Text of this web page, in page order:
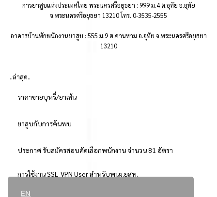
EN
การยาสูบแห่งประเทศไทย พระนครศรีอยุธยา : 999 ม.4 ต.อุทัย อ.อุทัย
จ.พระนครศรีอยุธยา 13210 โทร. 0-3535-2555
อาคารบ้านพักพนักงานยาสูบ : 555 ม.9 ต.คานหาม อ.อุทัย จ.พระนครศรีอยุธยา
13210
..ล่าสุด..
ราคาขายบุหรี่/ยาเส้น
ยาสูบกับการค้นพบ
ประกาศ รับสมัครสอบคัดเลือกพนักงาน จำนวน 81 อัตรา
การใช้งาน SSL-VPN User สำหรับพนง.ยสท.